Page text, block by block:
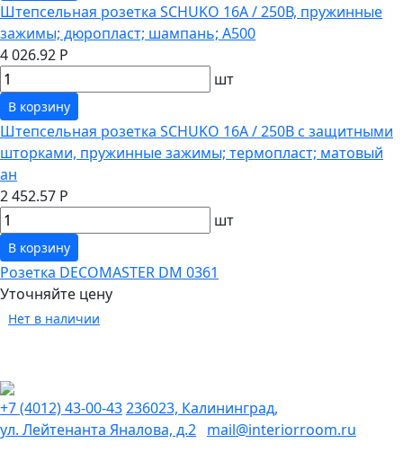
Штепсельная розетка SCHUKO 16А / 250В, пружинные
зажимы; дюропласт; шампань; A500
4 026.92 Р
шт
В корзину
Штепсельная розетка SCHUKO 16А / 250В с защитными
шторками, пружинные зажимы; термопласт; матовый
ан
2 452.57 Р
шт
В корзину
Розетка DECOMASTER DM 0361
Уточняйте цену
Нет в наличии
+7 (4012) 43-00-43236023, Калининград,
ул. Лейтенанта Яналова, д.2 mail@interiorroom.ru